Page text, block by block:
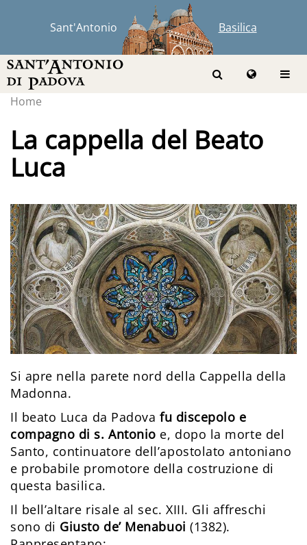
Sant'Antonio Basilica
Home
La cappella del Beato
Luca
Si apre nella parete nord della Cappella della
Madonna.
Il beato Luca da Padova fu discepolo e
compagno di s. Antonio e, dopo la morte del
Santo, continuatore dell’apostolato antoniano
e probabile promotore della costruzione di
questa basilica.
Il bell’altare risale al sec. XIII. Gli affreschi
sono di Giusto de’ Menabuoi (1382).